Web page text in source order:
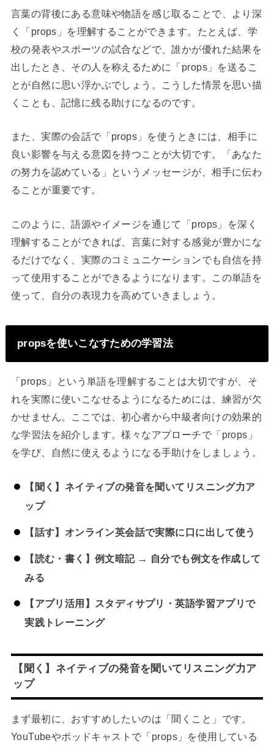
言葉の背後にある意味や物語を感じ取ることで、より深
く「props」を理解することができます。たとえば、学
校の発表やスポーツの試合などで、誰かが優れた結果を
出したとき、その人を称えるために「props」を送るこ
とが自然に思い浮かぶでしょう。こうした情景を思い描
くことも、記憶に残る助けになるのです。
また、実際の会話で「props」を使うときには、相手に
良い影響を与える意図を持つことが大切です。「あなた
の努力を認めている」というメッセージが、相手に伝わ
ることが重要です。
このように、語源やイメージを通じて「props」を深く
理解することができれば、言葉に対する感覚が豊かにな
るだけでなく、実際のコミュニケーションでも自信を持
って使用することができるようになります。この単語を
使って、自分の表現力を高めていきましょう。
propsを使いこなすための学習法
「props」という単語を理解することは大切ですが、そ
れを実際に使いこなせるようになるためには、練習が欠
かせません。ここでは、初心者から中級者向けの効果的
な学習法を紹介します。様々なアプローチで「props」
を学び、自然に使えるようになる手助けをしましょう。
【聞く】ネイティブの発音を聞いてリスニング力ア
ップ
【話す】オンライン英会話で実際に口に出して使う
【読む・書く】例文暗記 → 自分でも例文を作成して
みる
【アプリ活用】スタディサプリ・英語学習アプリで
実践トレーニング
【聞く】ネイティブの発音を聞いてリスニング力ア
ップ
まず最初に、おすすめしたいのは「聞くこと」です。
YouTubeやポッドキャストで「props」を使用している